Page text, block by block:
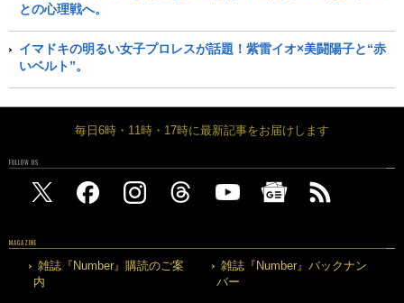
との心理戦へ。
イマドキの明るい女子プロレスが話題！紫雷イオ×美闘陽子と“赤
いベルト”。
毎日6時・11時・17時に最新記事をお届けします
FOLLOW US
MAGAZINE
雑誌『Number』購読のご案
内
雑誌『Number』バックナン
バー